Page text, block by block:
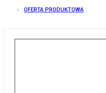
OFERTA PRODUKTOWA